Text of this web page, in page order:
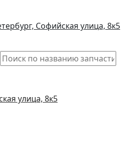
Софийская улица, 8к5
улица, 8к5